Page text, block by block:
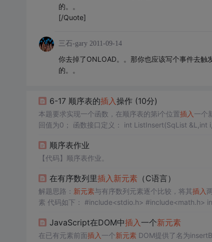
的。。
[/Quote]
三石-gary 2011-09-14
你去掉了ONLOAD。。那你也应该写个事件去触
的。。
6-17 顺序表的插入操作 (10分)
本题要求实现一个函数，在顺序表的第i个位置插入 一个
回值为0； 函数接口定义： int ListInsert(SqList &L,int i,ElemType e); 其中SqList结构定义如下： typedef struct{ ElemType *elem; int l
顺序表作业
【代码】顺序表作业。
在有序数列里插入 新元素（C语言）
解题思路： 新元素与有序数列元素逐个比较，将其插入
素 代码如下： #include<stdio.h> #include<math.h> int main() { int n,i,a,b; scanf("%d",&n); //输入数列元素个数
JavaScript在DOM中插入 一个新元素
在已有元素前面插入 一个新元素DOM提供了名为